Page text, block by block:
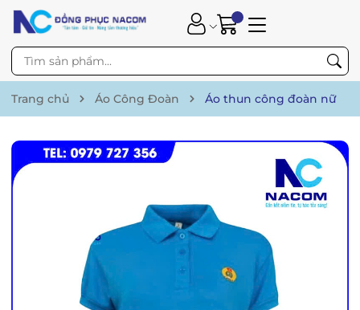
Trang chủ Áo Công Đoàn Áo thun công đoàn nữ